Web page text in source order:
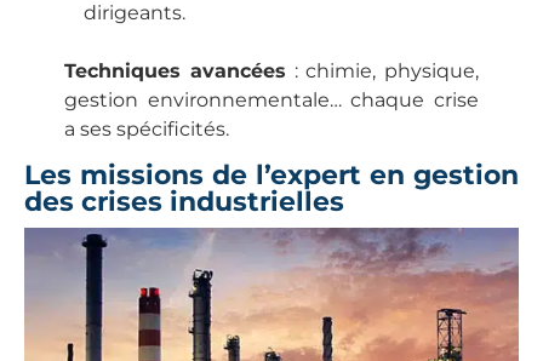
dirigeants.
Techniques avancées : chimie, physique,
gestion environnementale… chaque crise
a ses spécificités.
Les missions de l’expert en gestion
des crises industrielles